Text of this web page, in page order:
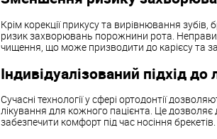
Крім корекції прикусу та вирівнювання
ризик захворювань порожнини рота.
чищення, що може призводити до карієсу та
Індивідуалізований підхід до
Сучасні технології у сфері ортодонтії
лікування для кожного пацієнта. Це
забезпечити комфорт під час носіння брекетів.